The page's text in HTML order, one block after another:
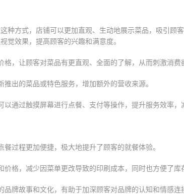
种方式，店铺可以更加直观、生动地展示菜品，吸引顾
觉效果，提高顾客的兴趣和满意度。
，让顾客对菜品有更直观、全面的了解，从而刺激消费
出的菜品或特色服务，增加额外的营收来源。
通过触摸屏幕进行点餐、支付等操作，提升服务效率，
过程更加便捷，极大地提升了顾客的就餐体验。
格，减少因菜单更改导致的印刷成本，同时也方便了库
牌故事和文化，有助于加深顾客对品牌的认知和情感连